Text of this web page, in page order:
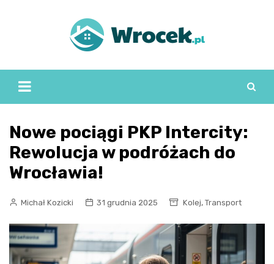
Nowe pociągi PKP Intercity:
Rewolucja w podróżach do
Wrocławia!
Michał Kozicki 31 grudnia 2025 Kolej, Transport